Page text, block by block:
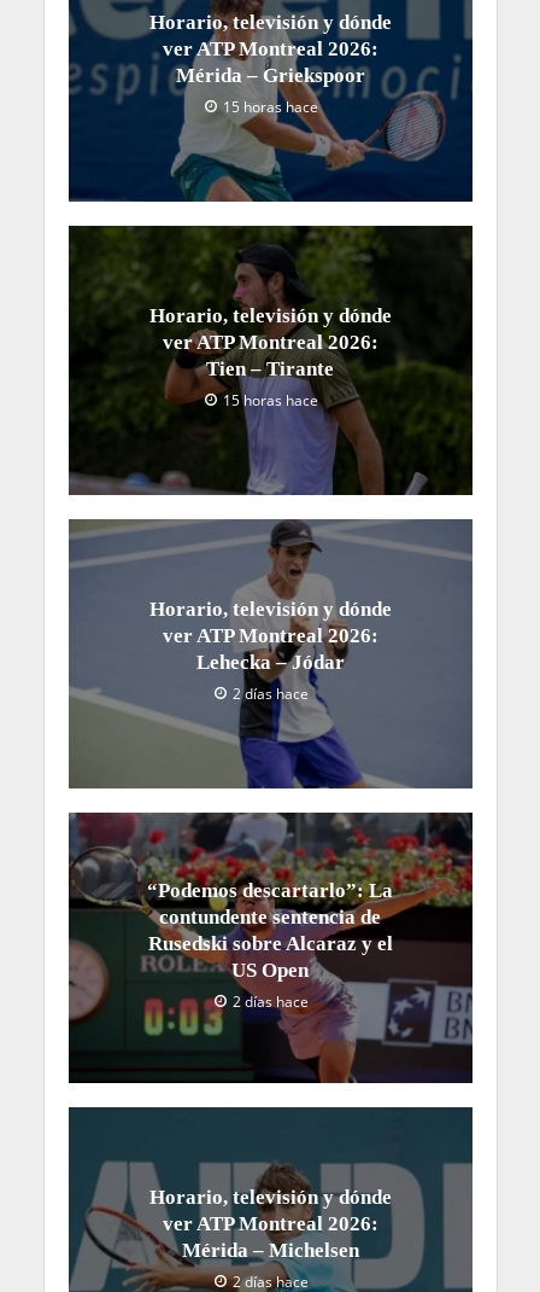
Horario, televisión y dónde
ver ATP Montreal 2026:
Mérida – Griekspoor
15 horas hace
Horario, televisión y dónde
ver ATP Montreal 2026:
Tien – Tirante
15 horas hace
Horario, televisión y dónde
ver ATP Montreal 2026:
Lehecka – Jódar
2 días hace
“Podemos descartarlo”: La
contundente sentencia de
Rusedski sobre Alcaraz y el
US Open
2 días hace
Horario, televisión y dónde
ver ATP Montreal 2026:
Mérida – Michelsen
2 días hace